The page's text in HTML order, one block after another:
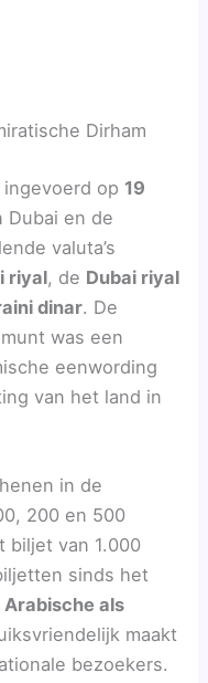
Dirham
op 19
Dubai en de
valuta’s
riyal, de Dubai riyal
dinar. De
was een
eenwording
van het land in
in de
200 en 500
biljet van 1.000
sinds het
Arabische als
maakt
bezoekers.